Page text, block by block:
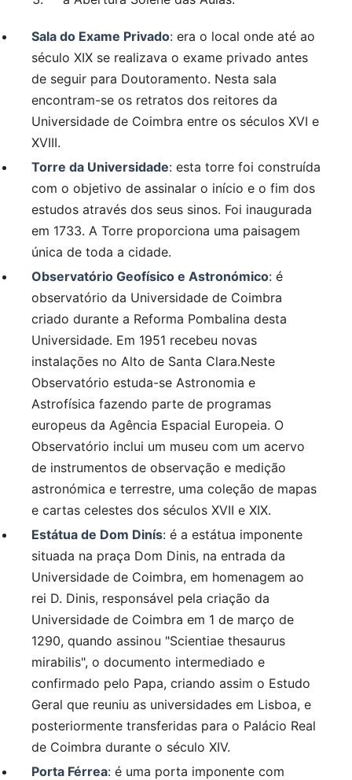
Sala do Exame Privado: era o local onde até ao
século XIX se realizava o exame privado antes
de seguir para Doutoramento. Nesta sala
encontram-se os retratos dos reitores da
Universidade de Coimbra entre os séculos XVI e
XVIII.
Torre da Universidade: esta torre foi construída
com o objetivo de assinalar o início e o fim dos
estudos através dos seus sinos. Foi inaugurada
em 1733. A Torre proporciona uma paisagem
única de toda a cidade.
Observatório Geofísico e Astronómico: é
observatório da Universidade de Coimbra
criado durante a Reforma Pombalina desta
Universidade. Em 1951 recebeu novas
instalações no Alto de Santa Clara.Neste
Observatório estuda-se Astronomia e
Astrofísica fazendo parte de programas
europeus da Agência Espacial Europeia. O
Observatório inclui um museu com um acervo
de instrumentos de observação e medição
astronómica e terrestre, uma coleção de mapas
e cartas celestes dos séculos XVII e XIX.
Estátua de Dom Dinís: é a estátua imponente
situada na praça Dom Dinis, na entrada da
Universidade de Coimbra, em homenagem ao
rei D. Dinis, responsável pela criação da
Universidade de Coimbra em 1 de março de
1290, quando assinou "Scientiae thesaurus
mirabilis", o documento intermediado e
confirmado pelo Papa, criando assim o Estudo
Geral que reuniu as universidades em Lisboa, e
posteriormente transferidas para o Palácio Real
de Coimbra durante o século XIV.
Porta Férrea: é uma porta imponente com